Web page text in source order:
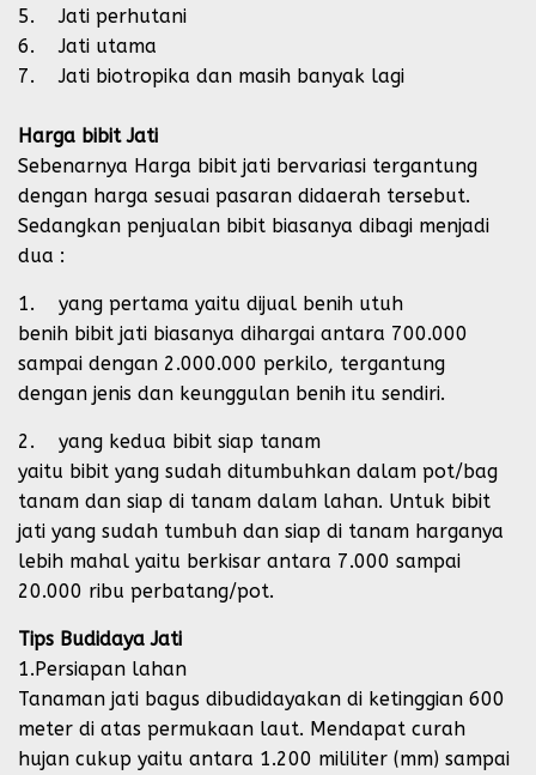
5. Jati perhutani
6. Jati utama
7. Jati biotropika dan masih banyak lagi
Harga bibit Jati
Sebenarnya Harga bibit jati bervariasi tergantung
dengan harga sesuai pasaran didaerah tersebut.
Sedangkan penjualan bibit biasanya dibagi menjadi
dua :
1. yang pertama yaitu dijual benih utuh
benih bibit jati biasanya dihargai antara 700.000
sampai dengan 2.000.000 perkilo, tergantung
dengan jenis dan keunggulan benih itu sendiri.
2. yang kedua bibit siap tanam
yaitu bibit yang sudah ditumbuhkan dalam pot/bag
tanam dan siap di tanam dalam lahan. Untuk bibit
jati yang sudah tumbuh dan siap di tanam harganya
lebih mahal yaitu berkisar antara 7.000 sampai
20.000 ribu perbatang/pot.
Tips Budidaya Jati
1.Persiapan lahan
Tanaman jati bagus dibudidayakan di ketinggian 600
meter di atas permukaan laut. Mendapat curah
hujan cukup yaitu antara 1.200 mililiter (mm) sampai